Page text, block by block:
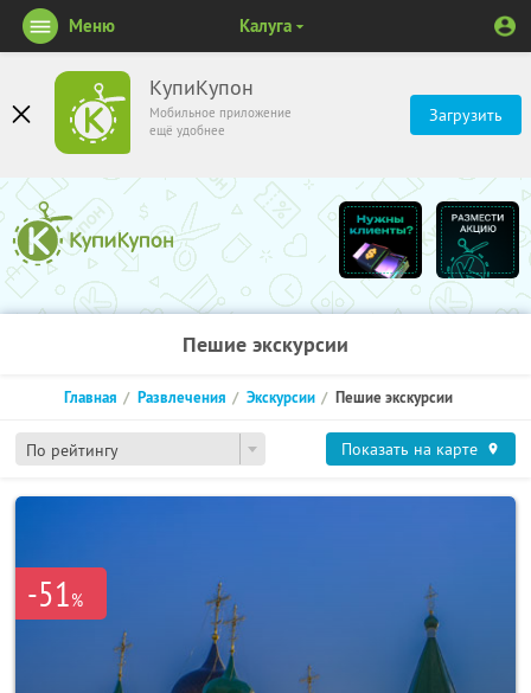
КупиКупон
Мобильное приложение
ещё удобнее
Загрузить
Меню Калуга
Пешие экскурсии
По рейтингу
Главная Развлечения Экскурсии Пешие экскурсии
Показать на карте
-51%